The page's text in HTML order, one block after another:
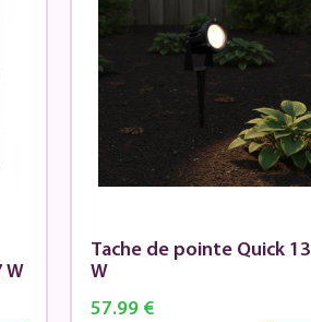
W
Tache de pointe Quick 13
W
57.99 €